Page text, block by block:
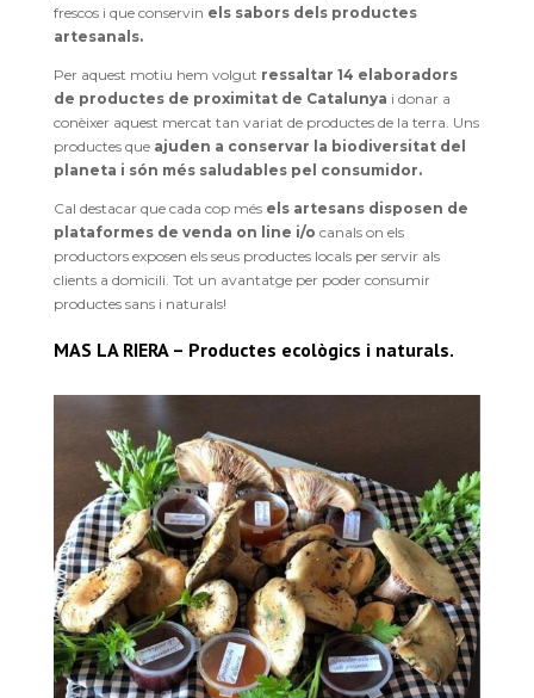
frescos i que conservin els sabors dels productes
artesanals.
Per aquest motiu hem volgut ressaltar 14 elaboradors
de productes de proximitat de Catalunya i donar a
conèixer aquest mercat tan variat de productes de la terra. Uns
productes que ajuden a conservar la biodiversitat del
planeta i són més saludables pel consumidor.
Cal destacar que cada cop més els artesans disposen de
plataformes de venda on line i/o canals on els
productors exposen els seus productes locals per servir als
clients a domicili. Tot un avantatge per poder consumir
productes sans i naturals!
MAS LA RIERA – Productes ecològics i naturals.